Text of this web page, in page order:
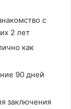
с
2 лет
как
90 дней
заключения